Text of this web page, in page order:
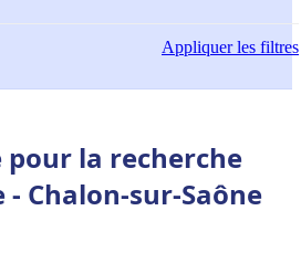
Appliquerles filtres
la recherche
- Chalon-sur-Saône